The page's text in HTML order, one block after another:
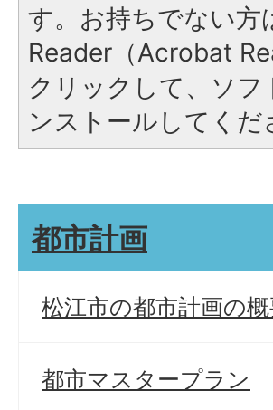
す。お持ちでない方
Reader（Acrobat
クリックして、ソ
ンストールしてくだ
都市計画
松江市の都市計画の
都市マスタープラン